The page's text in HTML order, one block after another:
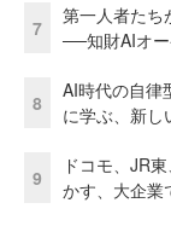
7
第一人者たち
──知財AIオ
8
AI時代の自律
に学ぶ、新
9
ドコモ、JR
かす、大企業